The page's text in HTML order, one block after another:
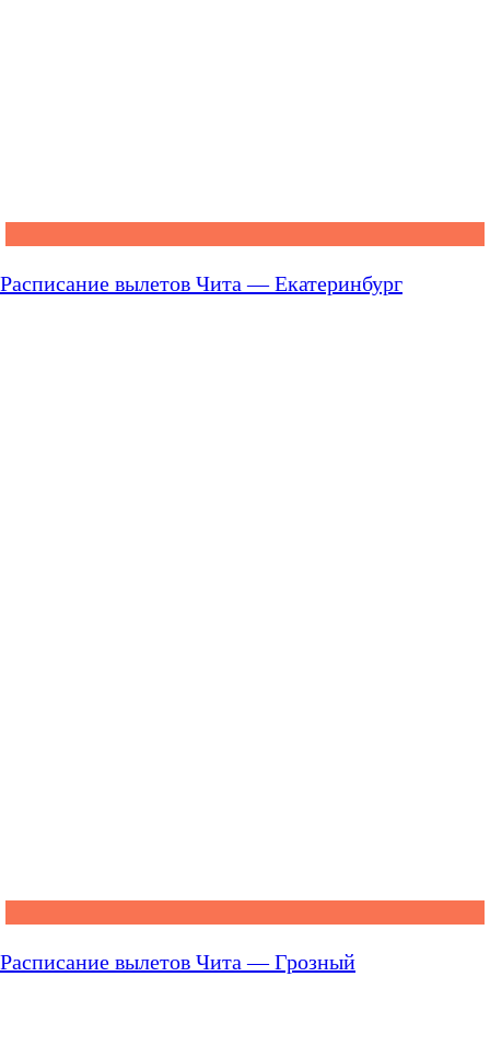
Расписание вылетов Чита — Екатеринбург
Расписание вылетов Чита — Грозный